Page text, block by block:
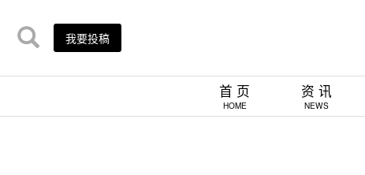
我要投稿
首 页
HOME
资 讯
NEWS